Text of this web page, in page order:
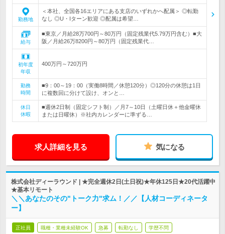
勤務地
＜本社、全国各16エリアにある支店のいずれかへ配属＞ ◎転勤
なし ◎U・Iターン歓迎 ◎配属は希望…
給与
■東京／月給28万700円～80万円（固定残業代5.79万円含む）■大
阪／月給26万8200円～80万円（固定残業代…
初年度
年収
400万円～720万円
勤務
時間
■9：00～19：00（実働8時間／休憩120分）◎120分の休憩は1日
に複数回に分けて設け、オンと…
休日
休暇
■週休2日制（固定シフト制）／月7～10日（土曜日休＋他金曜休
または日曜休）※社内カレンダーに準ずる…
求人詳細を見る 気になる
株式会社ディーラウンド | ★完全週休2日(土日祝)★年休125日★20代活躍中
★基本リモート
＼＼あなたのその"トーク力"求ム！／／【人材コーディネータ
ー】
正社員 職種・業種未経験OK 急募 転勤なし 学歴不問